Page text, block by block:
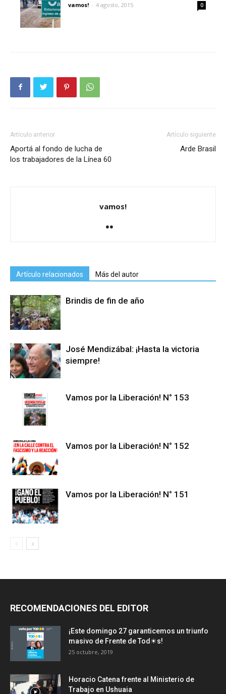
vamos! - 4 agosto, 2015 0
Artículo anterior
Aportá al fondo de lucha de
los trabajadores de la Línea 60
Artículo siguiente
Arde Brasil
vamos!
Artículo relacionados Más del autor
Brindis de fin de año
José Mendizábal: ¡Hasta la victoria
siempre!
Vamos por la Liberación! N° 153
Vamos por la Liberación! N° 152
Vamos por la Liberación! N° 151
RECOMENDACIONES DEL EDITOR
¡Este domingo 27 garanticemos un triunfo
masivo de Frente de Tod☀s!
25 octubre, 2019
Horacio Catena frente al Ministerio de
Trabajo en Ushuaia